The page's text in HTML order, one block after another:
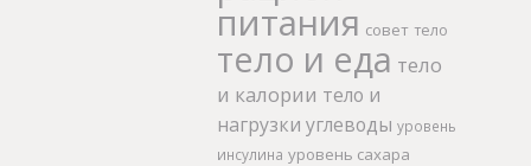
питания совет тело
тело и еда тело
и калории тело и
нагрузки углеводы уровень
инсулина уровень сахара